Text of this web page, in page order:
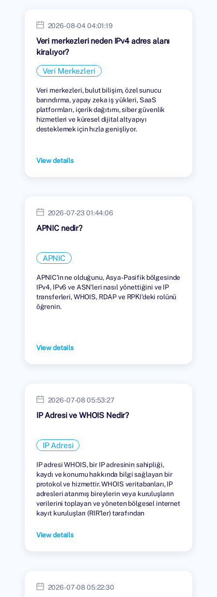
2026-08-04 04:01:19
Veri merkezleri neden IPv4 adres alanı
kiralıyor?
Veri Merkezleri
Veri merkezleri, bulut bilişim, özel sunucu
barındırma, yapay zeka iş yükleri, SaaS
platformları, içerik dağıtımı, siber güvenlik
hizmetleri ve küresel dijital altyapıyı
desteklemek için hızla genişliyor.
View details
2026-07-23 01:44:06
APNIC nedir?
APNIC
APNIC'in ne olduğunu, Asya-Pasifik bölgesinde
IPv4, IPv6 ve ASN'leri nasıl yönettiğini ve IP
transferleri, WHOIS, RDAP ve RPKI'deki rolünü
öğrenin.
View details
2026-07-08 05:53:27
IP Adresi ve WHOIS Nedir?
IP Adresi
IP adresi WHOIS, bir IP adresinin sahipliği,
kaydı ve konumu hakkında bilgi sağlayan bir
protokol ve hizmettir. WHOIS veritabanları, IP
adresleri atanmış bireylerin veya kuruluşların
verilerini toplayan ve yöneten bölgesel internet
kayıt kuruluşları (RIR'ler) tarafından
View details
2026-07-08 05:22:30